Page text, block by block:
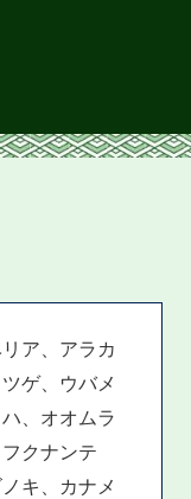
ア、アラカ
ゲ、ウバメ
、オオムラ
クナンテ
キ、カナメ